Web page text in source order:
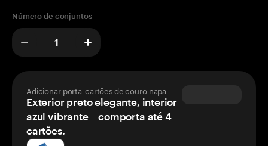
Número de conjuntos
Adicionar porta-cartões de couro napa
Exterior preto elegante, interior
azul vibrante – comporta até 4
cartões.